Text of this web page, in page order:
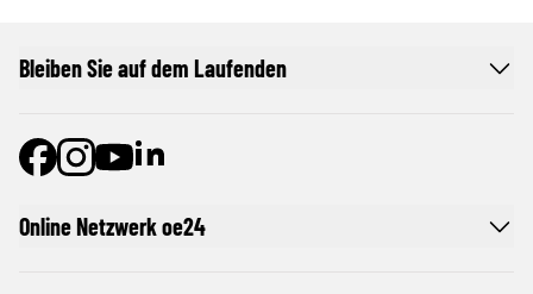
Online Netzwerk oe24
Bleiben Sie auf dem Laufenden